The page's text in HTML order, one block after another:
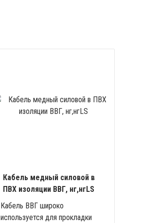
Кабель медный силовой в
ПВХ изоляции ВВГ, нг,нгLS
Кабель ВВГ широко
используется для прокладки